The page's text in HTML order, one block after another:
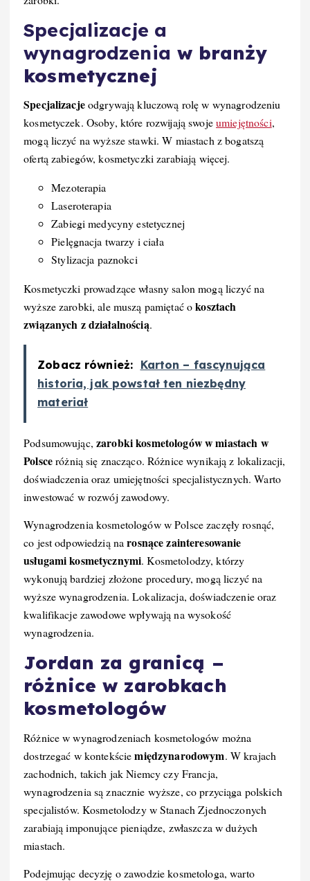
Specjalizacje a
wynagrodzenia w branży
kosmetycznej
Specjalizacjeodgrywają kluczową rolę w wynagrodzeniu
kosmetyczek. Osoby, które rozwijają swojeumiejętności,
mogą liczyć na wyższe stawki. W miastach z bogatszą
ofertą zabiegów, kosmetyczki zarabiają więcej.
Mezoterapia
Laseroterapia
Zabiegi medycyny estetycznej
Pielęgnacja twarzy i ciała
Stylizacja paznokci
Kosmetyczki prowadzące własny salon mogą liczyć na
wyższe zarobki, ale muszą pamiętać okosztach
związanych z działalnością.
Zobacz również: Karton – fascynująca
historia, jak powstał ten niezbędny
materiał
Podsumowując,zarobki kosmetologów w miastach w
Polsceróżnią się znacząco. Różnice wynikają z lokalizacji,
doświadczenia oraz umiejętności specjalistycznych. Warto
inwestować w rozwój zawodowy.
Wynagrodzenia kosmetologów w Polsce zaczęły rosnąć,
co jest odpowiedzią narosnące zainteresowanie
usługami kosmetycznymi. Kosmetolodzy, którzy
wykonują bardziej złożone procedury, mogą liczyć na
wyższe wynagrodzenia. Lokalizacja, doświadczenie oraz
kwalifikacje zawodowe wpływają na wysokość
wynagrodzenia.
Jordan za granicą –
różnice w zarobkach
kosmetologów
Różnice w wynagrodzeniach kosmetologów można
dostrzegać w kontekściemiędzynarodowym. W krajach
zachodnich, takich jak Niemcy czy Francja,
wynagrodzenia są znacznie wyższe, co przyciąga polskich
specjalistów. Kosmetolodzy w Stanach Zjednoczonych
zarabiają imponujące pieniądze, zwłaszcza w dużych
miastach.
Podejmując decyzję o zawodzie kosmetologa, warto